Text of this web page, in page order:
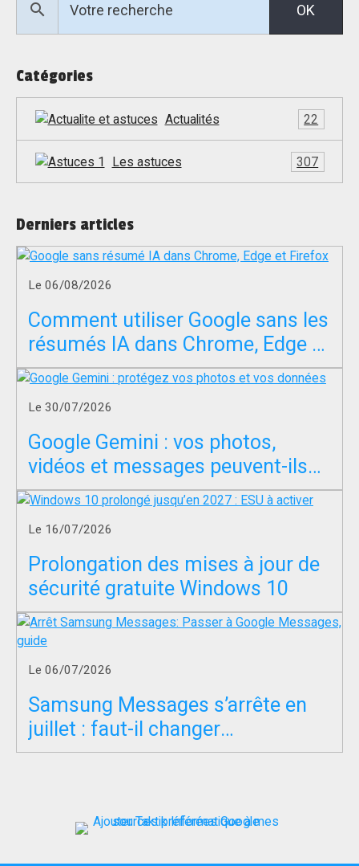
OK
Catégories
Actualités 22
Les astuces 307
Derniers articles
Le 06/08/2026
Comment utiliser Google sans les
résumés IA dans Chrome, Edge et
Firefox ?
Le 30/07/2026
Google Gemini : vos photos,
vidéos et messages peuvent-ils
servir à entraîner l’IA ?
Le 16/07/2026
Prolongation des mises à jour de
sécurité gratuite Windows 10
Le 06/07/2026
Samsung Messages s’arrête en
juillet : faut-il changer
d’application SMS ?